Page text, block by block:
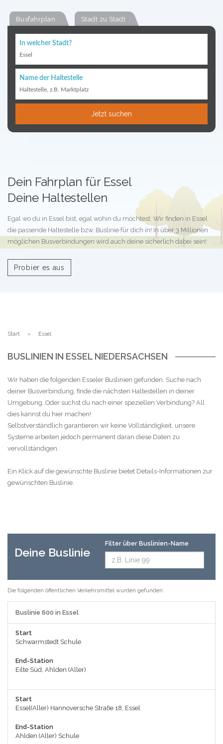
Busfahrplan Stadt zu Stadt
In welcher Stadt?
Essel
Name der Haltestelle
Haltestelle, z.B. Marktplatz
Jetzt suchen
Dein Fahrplan für Essel
Deine Haltestellen
Egal wo du in Essel bist, egal wohin du möchtest. Wir finden in Essel
die passende Haltestelle bzw. Buslinie für dich in! In über 3 Millionen
möglichen Busverbindungen wird auch deine sicherlich dabei sein!
Probier es aus
Start Essel
BUSLINIEN IN ESSEL NIEDERSACHSEN
Wir haben die folgenden Esseler Buslinien gefunden. Suche nach
deiner Busverbindung, finde die nächsten Haltestellen in deiner
Umgebung. Oder suchst du nach einer speziellen Verbindung? All
dies kannst du hier machen!
Selbstverständlich garantieren wir keine Vollständigkeit, unsere
Systeme arbeiten jedoch permanent daran diese Daten zu
vervollständigen.
Ein Klick auf die gewünschte Buslinie bietet Details-Informationen zur
gewünschten Buslinie.
Deine Buslinie
Filter über Buslinien-Name
Die folgenden öffentlichen Verkehrsmittel wurden gefunden:
Buslinie 600 in Essel
Start
Schwarmstedt Schule
End-Station
Eilte Süd, Ahlden (Aller)
Start
Essel(Aller) Hannoversche Straße 18, Essel
End-Station
Ahlden (Aller) Schule